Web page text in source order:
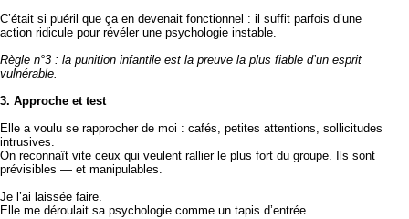
C’était si puéril que ça en devenait fonctionnel : il suffit parfois d’une
action ridicule pour révéler une psychologie instable.
Règle n°3 : la punition infantile est la preuve la plus fiable d’un esprit
vulnérable.
3. Approche et test
Elle a voulu se rapprocher de moi : cafés, petites attentions, sollicitudes
intrusives.
On reconnaît vite ceux qui veulent rallier le plus fort du groupe. Ils sont
prévisibles — et manipulables.
Je l’ai laissée faire.
Elle me déroulait sa psychologie comme un tapis d’entrée.